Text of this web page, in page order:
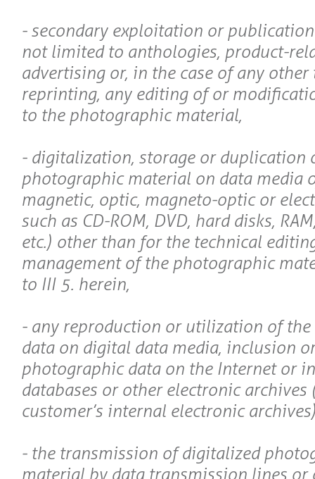
- secondary exploitation or
not limited to anthologies, product-
advertising or, in the case of any other
reprinting, any editing of or
to the photographic material,
- digitalization, storage or duplication
photographic material on data media
magnetic, optic, magneto-optic or
such as CD-ROM, DVD, hard disks,
etc.) other than for the technical
management of the photographic
to III 5. herein,
- any reproduction or utilization of
data on digital data media, inclusion
photographic data on the Internet or
databases or other electronic
customer’s internal electronic
- the transmission of digitalized
material by data transmission lines or